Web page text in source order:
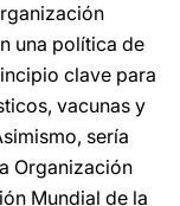
una política de
clave para
vacunas y
sería
Organización
Mundial de la